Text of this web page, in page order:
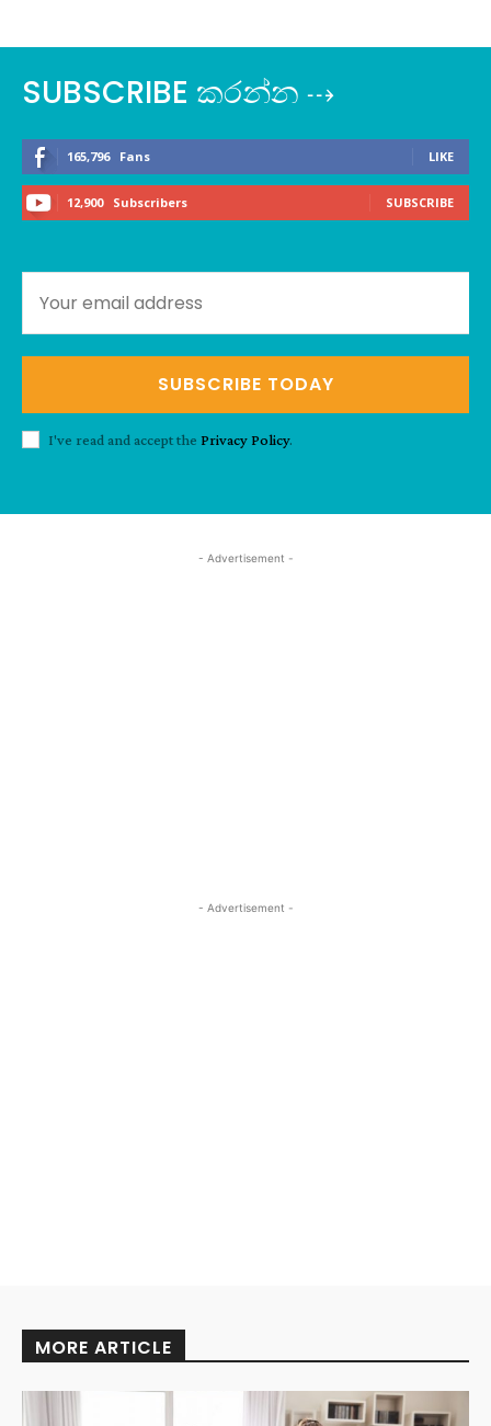
SUBSCRIBE කරන්න ⇢
165,796 Fans LIKE
12,900 Subscribers SUBSCRIBE
SUBSCRIBE TODAY
I've read and accept the Privacy Policy.
- Advertisement -
- Advertisement -
MORE ARTICLE